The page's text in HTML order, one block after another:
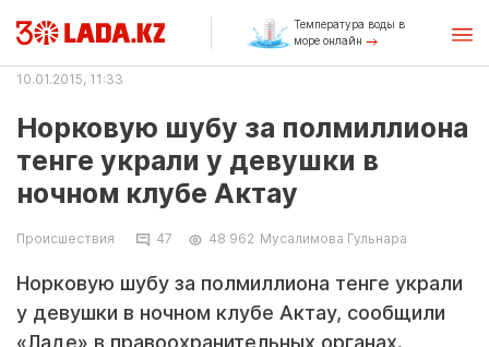
Температура воды в
море онлайн
10.01.2015, 11:33
Норковую шубу за полмиллиона
тенге украли у девушки в
ночном клубе Актау
Происшествия 47 48 962 Мусалимова Гульнара
Норковую шубу за полмиллиона тенге украли
у девушки в ночном клубе Актау, сообщили
«Ладе» в правоохранительных органах.